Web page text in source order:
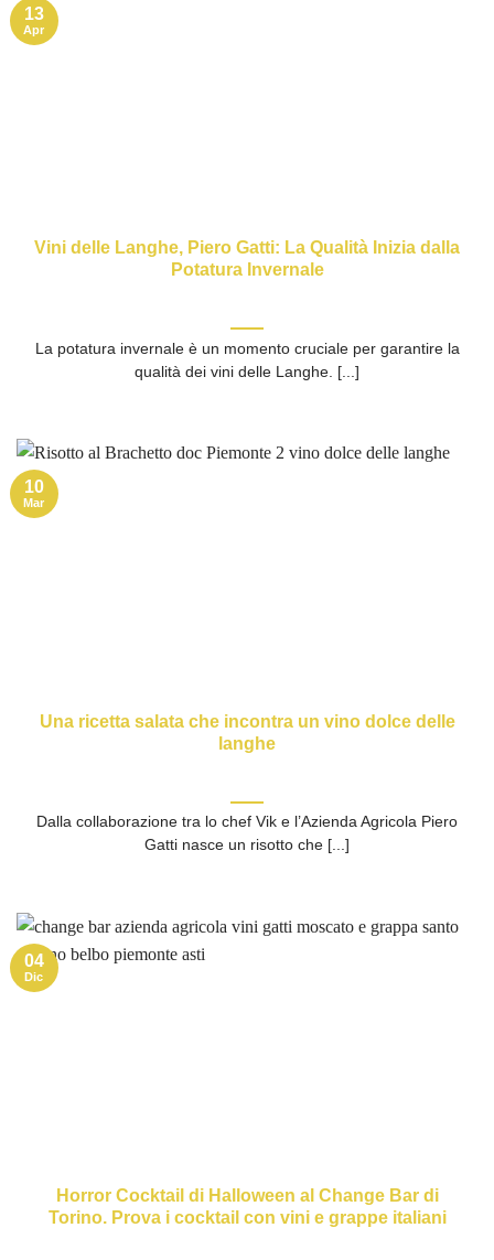
Vini delle Langhe, Piero Gatti: La Qualità Inizia dalla
Potatura Invernale
La potatura invernale è un momento cruciale per garantire la
qualità dei vini delle Langhe. [...]
13
Apr
Una ricetta salata che incontra un vino dolce delle
langhe
Dalla collaborazione tra lo chef Vik e l’Azienda Agricola Piero
Gatti nasce un risotto che [...]
10
Mar
Horror Cocktail di Halloween al Change Bar di
Torino. Prova i cocktail con vini e grappe italiani
04
Dic